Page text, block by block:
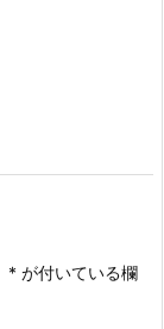
* が付いている欄